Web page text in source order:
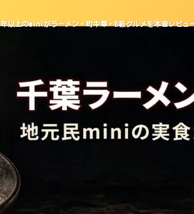
以上のminiがラーメン・町中華・B級グルメを本音レビュ